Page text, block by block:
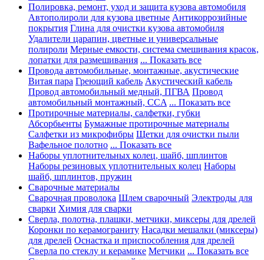
Полировка, ремонт, уход и защита кузова автомобиля
Автополироли для кузова цветные Антикоррозийные
покрытия Глина для очистки кузова автомобиля
Удалители царапин, цветные и универсальные
полироли Мерные емкости, система смешивания красок,
лопатки для размешивания ... Показать все
Провода автомобильные, монтажные, акустические
Витая пара Греющий кабель Акустический кабель
Провод автомобильный медный, ПГВА Провод
автомобильный монтажный, CCA ... Показать все
Протирочные материалы, салфетки, губки
Абсорбьенты Бумажные протирочные материалы
Салфетки из микрофибры Щетки для очистки пыли
Вафельное полотно ... Показать все
Наборы уплотнительных колец, шайб, шплинтов
Наборы резиновых уплотнительных колец Наборы
шайб, шплинтов, пружин
Сварочные материалы
Сварочная проволока Шлем сварочный Электроды для
сварки Химия для сварки
Сверла, полотна, плашки, метчики, миксеры для дрелей
Коронки по керамограниту Насадки мешалки (миксеры)
для дрелей Оснастка и приспособления для дрелей
Сверла по стеклу и керамике Метчики ... Показать все